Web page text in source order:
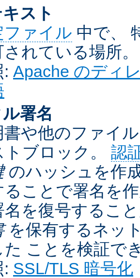
スト
ファイル 中で、
れている場所。
: Apache のディ
署名
書や他のファイ
トブロック。 認
のハッシュを作
ることで署名を
名を復号するこ
を保有するネッ
た ことを検証で
: SSL/TLS 暗号化